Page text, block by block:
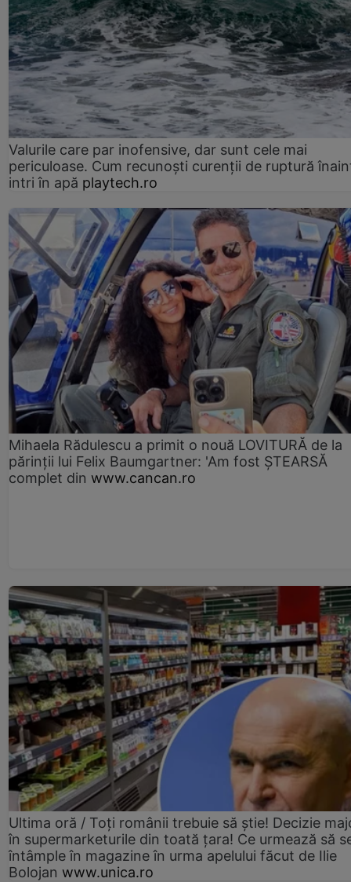
Valurile care par inofensive, dar sunt cele mai
periculoase. Cum recunoști curenții de ruptură
intri în apă playtech.ro
Mihaela Rădulescu a primit o nouă LOVITURĂ de la
părinții lui Felix Baumgartner: 'Am fost ȘTEARSĂ
complet din www.cancan.ro
Ultima oră / Toți românii trebuie să știe! Decizie
în supermarketurile din toată țara! Ce urmează să
întâmple în magazine în urma apelului făcut de Ilie
Bolojan www.unica.ro